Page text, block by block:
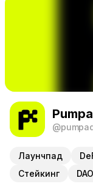
Лаунчпад
Стейкинг
DAO